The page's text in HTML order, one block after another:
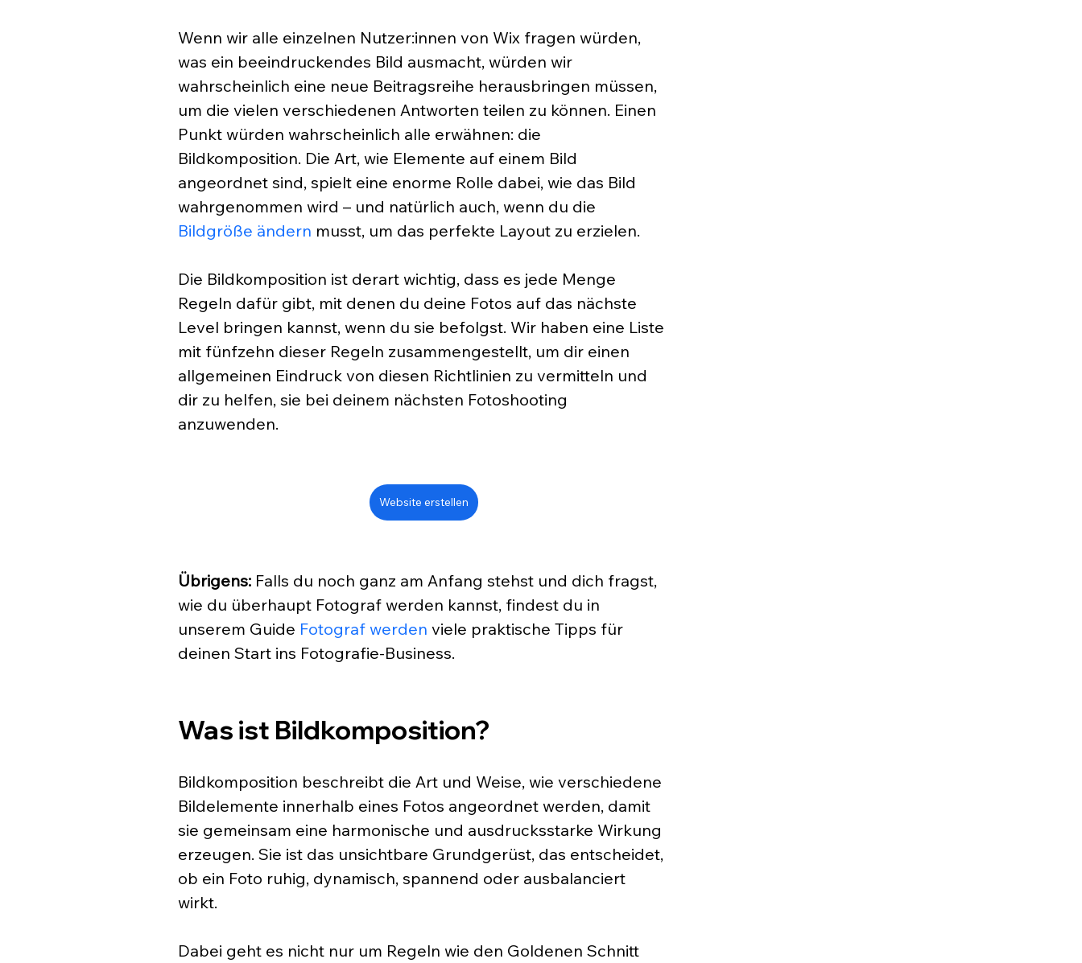
Wenn wir alle einzelnen Nutzer:innen von Wix fragen würden,
was ein beeindruckendes Bild ausmacht, würden wir
wahrscheinlich eine neue Beitragsreihe herausbringen müssen,
um die vielen verschiedenen Antworten teilen zu können. Einen
Punkt würden wahrscheinlich alle erwähnen: die
Bildkomposition. Die Art, wie Elemente auf einem Bild
angeordnet sind, spielt eine enorme Rolle dabei, wie das Bild
wahrgenommen wird – und natürlich auch, wenn du die
Bildgröße ändern musst, um das perfekte Layout zu erzielen.
Die Bildkomposition ist derart wichtig, dass es jede Menge
Regeln dafür gibt, mit denen du deine Fotos auf das nächste
Level bringen kannst, wenn du sie befolgst. Wir haben eine Liste
mit fünfzehn dieser Regeln zusammengestellt, um dir einen
allgemeinen Eindruck von diesen Richtlinien zu vermitteln und
dir zu helfen, sie bei deinem nächsten Fotoshooting
anzuwenden.
Website erstellen
Übrigens: Falls du noch ganz am Anfang stehst und dich fragst,
wie du überhaupt Fotograf werden kannst, findest du in
unserem Guide Fotograf werden viele praktische Tipps für
deinen Start ins Fotografie-Business.
Was ist Bildkomposition?
Bildkomposition beschreibt die Art und Weise, wie verschiedene
Bildelemente innerhalb eines Fotos angeordnet werden, damit
sie gemeinsam eine harmonische und ausdrucksstarke Wirkung
erzeugen. Sie ist das unsichtbare Grundgerüst, das entscheidet,
ob ein Foto ruhig, dynamisch, spannend oder ausbalanciert
wirkt.
Dabei geht es nicht nur um Regeln wie den Goldenen Schnitt